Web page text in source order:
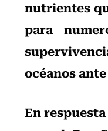
nutrientes
para
océanos
En